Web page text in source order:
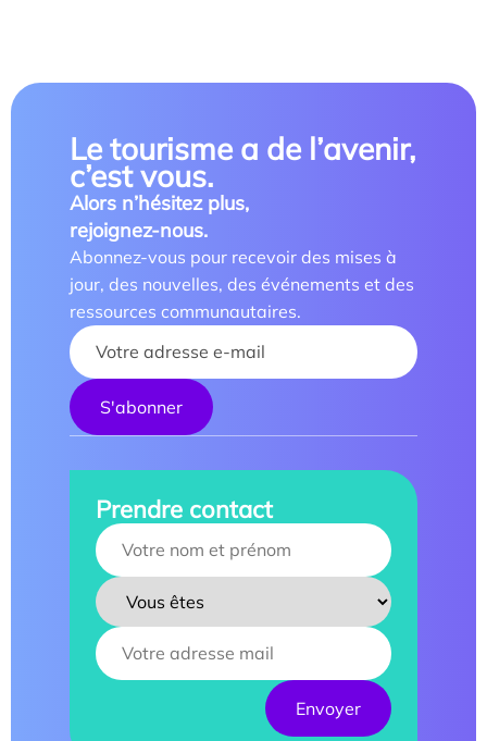
Le tourisme a de l’avenir,
c’est vous.
Alors n’hésitez plus,
rejoignez-nous.
Abonnez-vous pour recevoir des mises à
jour, des nouvelles, des événements et des
ressources communautaires.
Your name :
Prendre contact
Your name :